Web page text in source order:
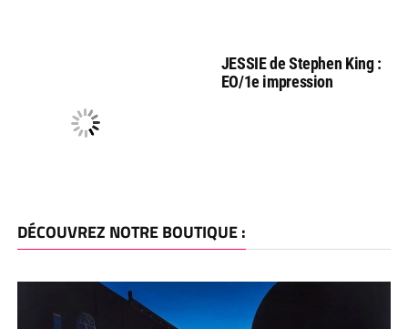
JESSIE de Stephen King :
EO/1e impression
DÉCOUVREZ NOTRE BOUTIQUE :